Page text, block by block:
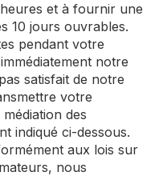
et à fournir une
10 jours ouvrables.
pendant votre
notre
satisfait de notre
votre
des
indiqué ci-dessous.
aux lois sur
nous